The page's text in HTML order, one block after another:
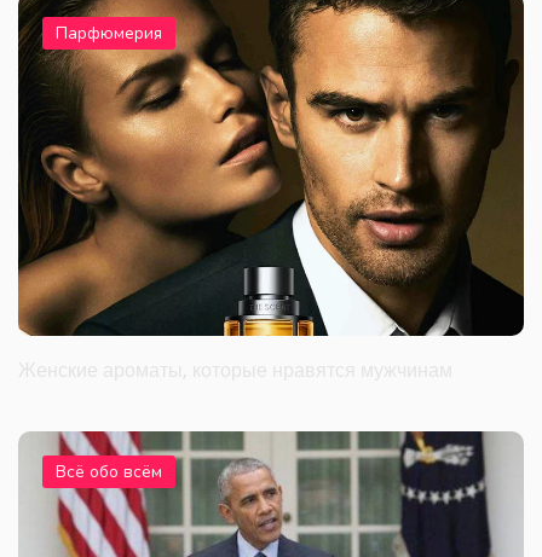
Парфюмерия
Всё обо всём